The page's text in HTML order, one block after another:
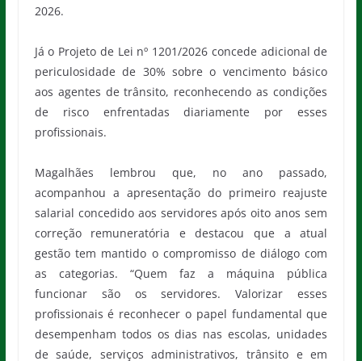
2026.
Já o Projeto de Lei nº 1201/2026 concede adicional de
periculosidade de 30% sobre o vencimento básico
aos agentes de trânsito, reconhecendo as condições
de risco enfrentadas diariamente por esses
profissionais.
Magalhães lembrou que, no ano passado,
acompanhou a apresentação do primeiro reajuste
salarial concedido aos servidores após oito anos sem
correção remuneratória e destacou que a atual
gestão tem mantido o compromisso de diálogo com
as categorias. “Quem faz a máquina pública
funcionar são os servidores. Valorizar esses
profissionais é reconhecer o papel fundamental que
desempenham todos os dias nas escolas, unidades
de saúde, serviços administrativos, trânsito e em